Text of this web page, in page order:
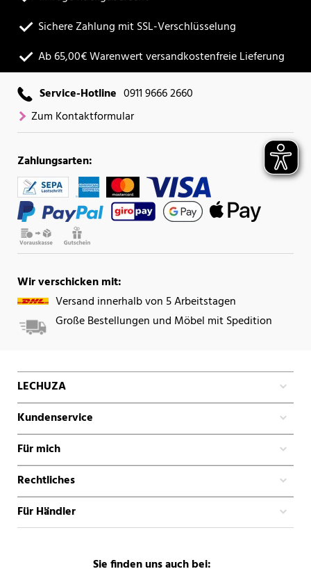
Sichere Zahlung mit SSL-Verschlüsselung
Ab 65,00€ Warenwert versandkostenfreie Lieferung
Service-Hotline 0911 9666 2660
Zum Kontaktformular
Zahlungsarten:
Wir verschicken mit:
Versand innerhalb von 5 Arbeitstagen
Große Bestellungen und Möbel mit Spedition
LECHUZA
Kundenservice
Für mich
Rechtliches
Für Händler
Sie finden uns auch bei: